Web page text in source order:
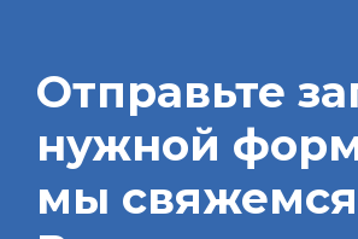
Отправьте
нужной
мы